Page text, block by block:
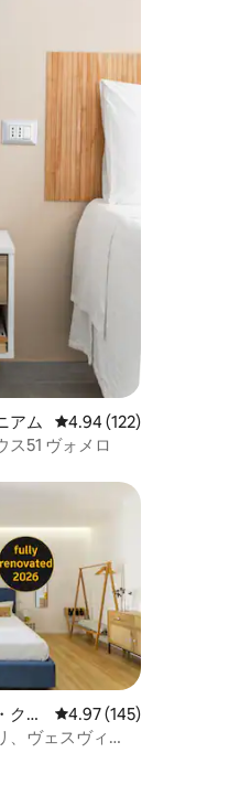
評価
アム レビュー122件、5つ
4.94 (122)
51 ヴォメロ
です。
クレ
レビュー145件、5つ
4.97 (145)
、ヴェスヴィ